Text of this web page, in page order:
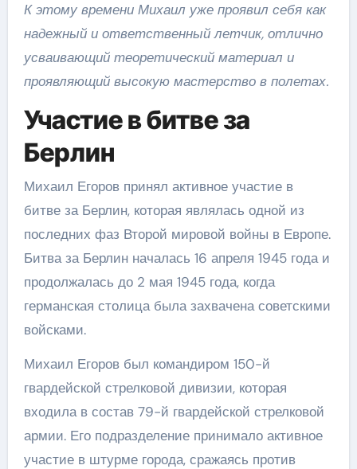
К этому времени Михаил уже проявил себя как
надежный и ответственный летчик, отлично
усваивающий теоретический материал и
проявляющий высокую мастерство в полетах.
Участие в битве за
Берлин
Михаил Егоров принял активное участие в
битве за Берлин, которая являлась одной из
последних фаз Второй мировой войны в Европе.
Битва за Берлин началась 16 апреля 1945 года и
продолжалась до 2 мая 1945 года, когда
германская столица была захвачена советскими
войсками.
Михаил Егоров был командиром 150-й
гвардейской стрелковой дивизии, которая
входила в состав 79-й гвардейской стрелковой
армии. Его подразделение принимало активное
участие в штурме города, сражаясь против